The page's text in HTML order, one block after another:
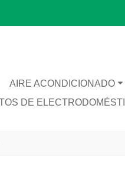
AIRE ACONDICIONADO
DE